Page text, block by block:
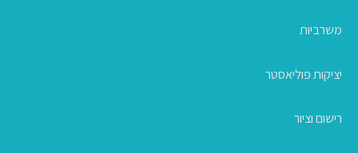
משרביות
יציקות פוליאסטר
רישום וציור